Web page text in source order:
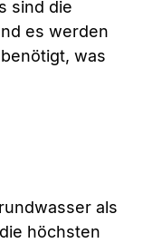
sind die
es werden
was
als
höchsten